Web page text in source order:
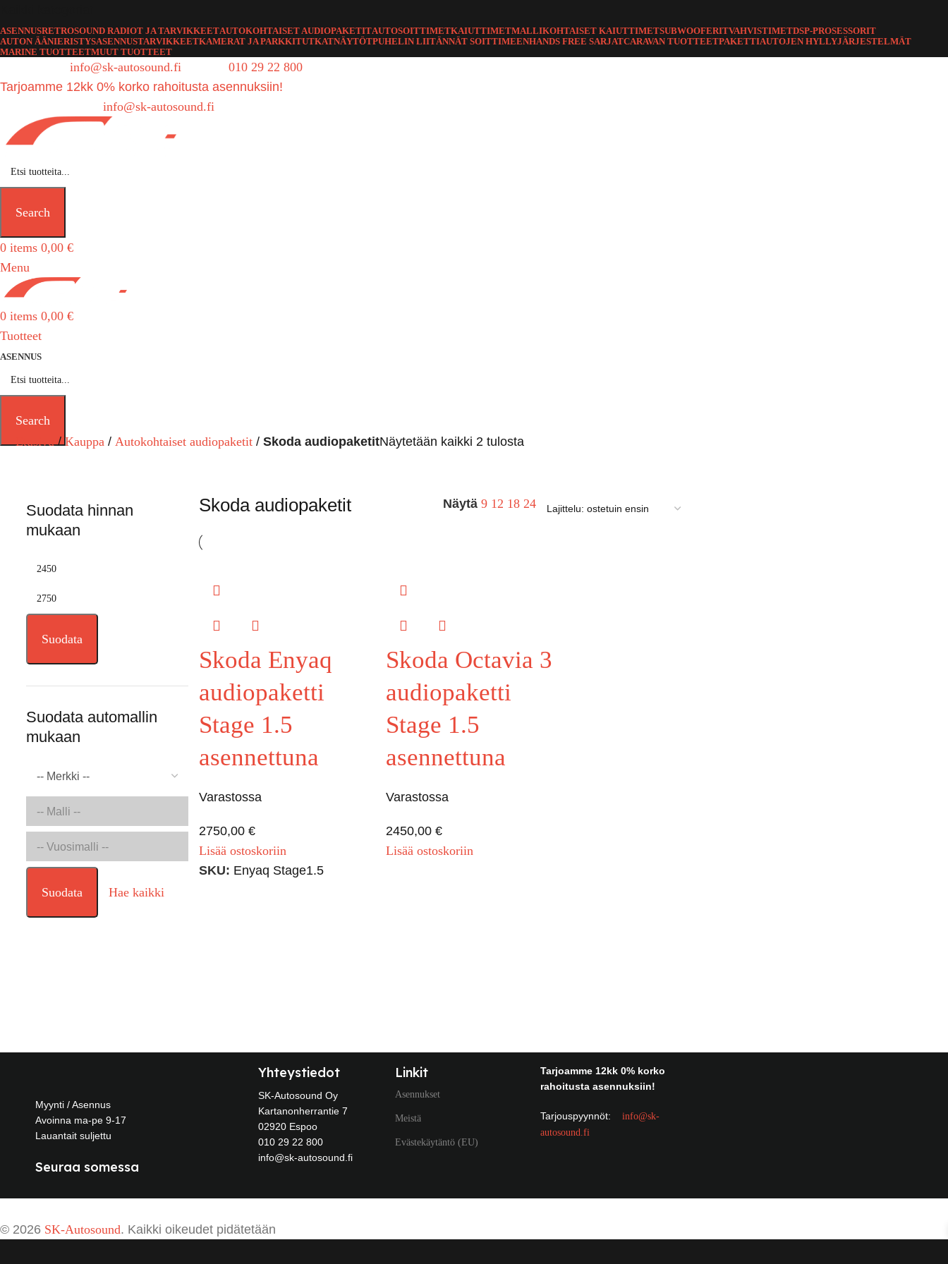
ASENNUSRETROSOUND RADIOT JA TARVIKKEETAUTOKOHTAISET AUDIOPAKETITAUTOSOITTIMETKAIUTTIMETMALLIKOHTAISET KAIUTTIMETSUBWOOFERITVAHVISTIMETDSP-PROSESSORIT
AUTON ÄÄNIERISTYSASENNUSTARVIKKEETKAMERAT JA PARKKITUTKATNÄYTÖTPUHELIN LIITÄNNÄT SOITTIMEENHANDS FREE SARJATCARAVAN TUOTTEETPAKETTIAUTOJEN HYLLYJÄRJESTELMÄT
MARINE TUOTTEETMUUT TUOTTEET
info@sk-autosound.fi
010 29 22 800
Tarjoamme 12kk 0% korko rahoitusta asennuksiin!
info@sk-autosound.fi
Search
0 items 0,00 €
Menu
0 items 0,00 €
Tuotteet
ASENNUS
Search
Etusivu
Kauppa Autokohtaiset audiopaketit Skoda audiopaketitNäytetään kaikki 2 tulosta
Suodata hinnan
mukaan
Suodata
Suodata automallin
mukaan
Suodata Hae kaikki
Skoda audiopaketit Näytä9 12 1824
Skoda Enyaq
audiopaketti
Stage 1.5
asennettuna
Varastossa
2750,00 €
Lisää ostoskoriin
SKU: Enyaq Stage1.5
Skoda Octavia 3
audiopaketti
Stage 1.5
asennettuna
Varastossa
2450,00 €
Lisää ostoskoriin
Myynti / Asennus
Avoinna ma-pe 9-17
Lauantait suljettu
Seuraa somessa
Yhteystiedot
SK-Autosound Oy
Kartanonherrantie 7
02920 Espoo
010 29 22 800
info@sk-autosound.fi
Linkit
Asennukset
Meistä
Evästekäytäntö (EU)
Tarjoamme 12kk 0% korko
rahoitusta asennuksiin!
Tarjouspyynnöt: info@sk-
autosound.fi
© 2026 SK-Autosound. Kaikki oikeudet pidätetään